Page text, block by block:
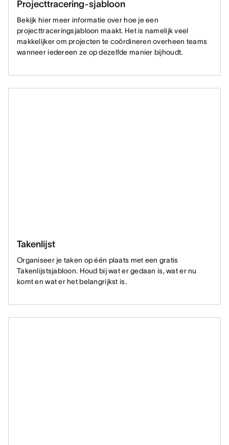
Projecttracering-sjabloon
Bekijk hier meer informatie over hoe je een
projecttraceringsjabloon maakt. Het is namelijk veel
makkelijker om projecten te coördineren overheen teams
wanneer iedereen ze op dezelfde manier bijhoudt.
Takenlijst
Organiseer je taken op één plaats met een gratis
Takenlijstsjabloon. Houd bij wat er gedaan is, wat er nu
komt en wat er het belangrijkst is.